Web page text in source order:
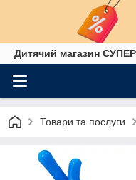
Дитячий магазин
Товари та послуги